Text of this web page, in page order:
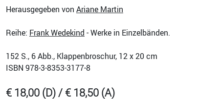
Herausgegeben von Ariane Martin
Reihe: Frank Wedekind - Werke in Einzelbänden.
152 S., 6 Abb., Klappenbroschur, 12 x 20 cm
ISBN 978-3-8353-3177-8
€ 18,00 (D) / € 18,50 (A)